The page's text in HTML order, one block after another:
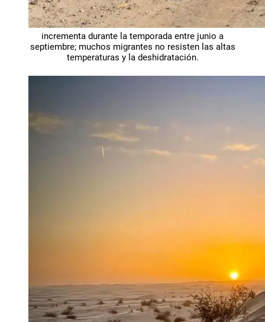
incrementa durante la temporada entre junio a
septiembre; muchos migrantes no resisten las altas
temperaturas y la deshidratación.